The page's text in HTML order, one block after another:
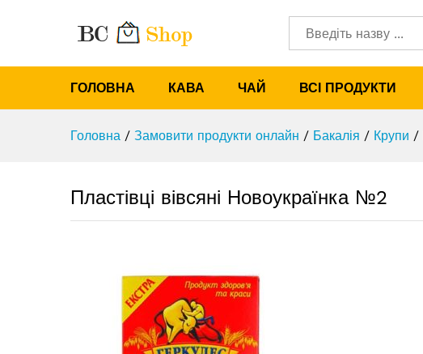
Категорії
ГОЛОВНА КАВА ЧАЙ ВСІ ПРОДУКТИ
Головна / Замовити продукти онлайн / Бакалія / Крупи /
Пластівці вівсяні Новоукраїнка №2
Характеристики